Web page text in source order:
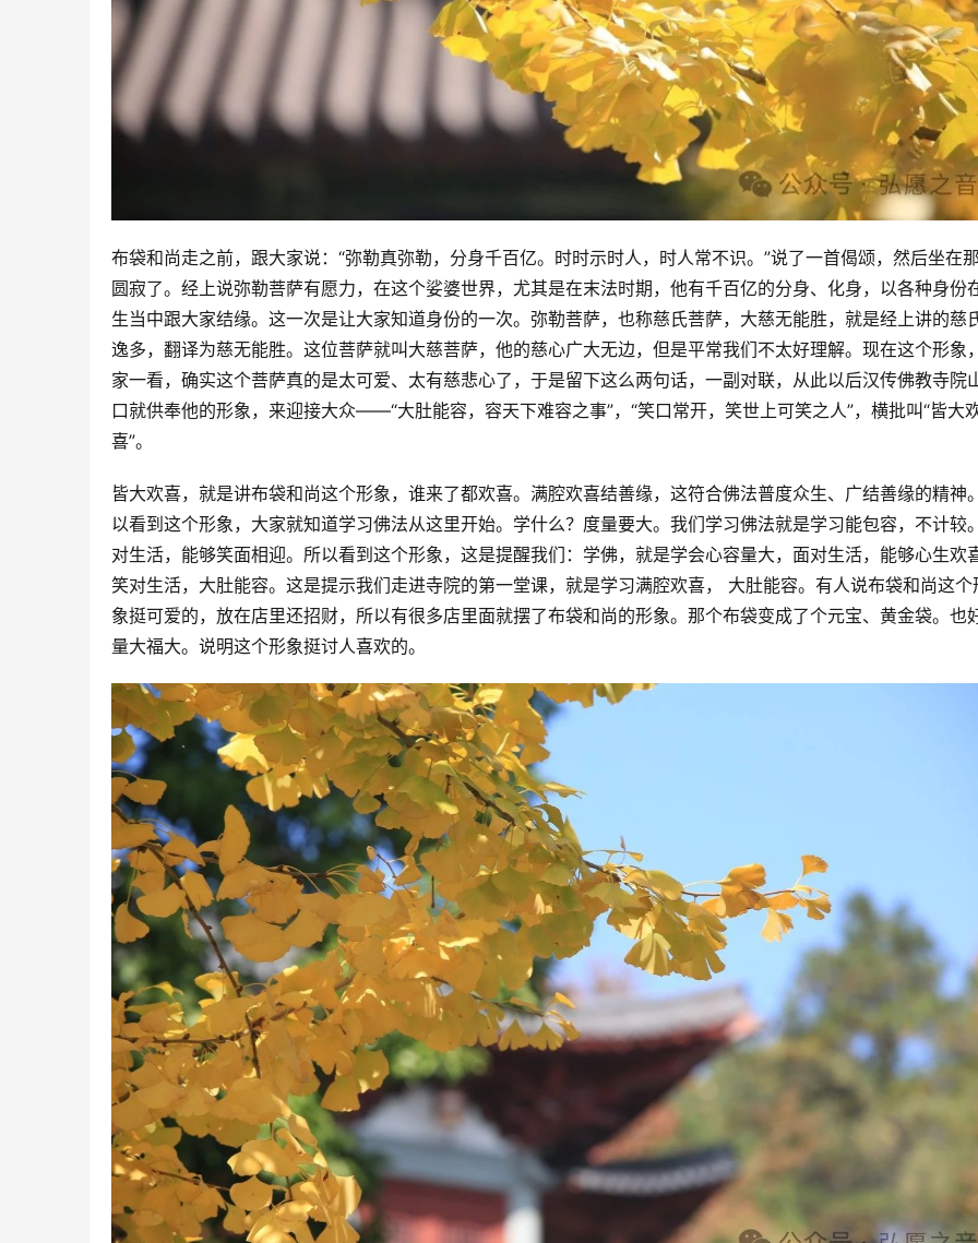
布袋和尚走之前，跟大家说：“弥勒真弥勒，分身千百亿。时时示时人，时人常不识。”说了一首偈颂，然后坐在
圆寂了。经上说弥勒菩萨有愿力，在这个娑婆世界，尤其是在末法时期，他有千百亿的分身、化身，以各种身份
生当中跟大家结缘。这一次是让大家知道身份的一次。弥勒菩萨，也称慈氏菩萨，大慈无能胜，就是经上讲的慈
逸多，翻译为慈无能胜。这位菩萨就叫大慈菩萨，他的慈心广大无边，但是平常我们不太好理解。现在这个形象
家一看，确实这个菩萨真的是太可爱、太有慈悲心了，于是留下这么两句话，一副对联，从此以后汉传佛教寺院
口就供奉他的形象，来迎接大众——“大肚能容，容天下难容之事”，“笑口常开，笑世上可笑之人”，横批叫“皆大
喜”。
皆大欢喜，就是讲布袋和尚这个形象，谁来了都欢喜。满腔欢喜结善缘，这符合佛法普度众生、广结善缘的精神
以看到这个形象，大家就知道学习佛法从这里开始。学什么？度量要大。我们学习佛法就是学习能包容，不计较
对生活，能够笑面相迎。所以看到这个形象，这是提醒我们：学佛，就是学会心容量大，面对生活，能够心生欢
笑对生活，大肚能容。这是提示我们走进寺院的第一堂课，就是学习满腔欢喜， 大肚能容。有人说布袋和尚这个
象挺可爱的，放在店里还招财，所以有很多店里面就摆了布袋和尚的形象。那个布袋变成了个元宝、黄金袋。也
量大福大。说明这个形象挺讨人喜欢的。